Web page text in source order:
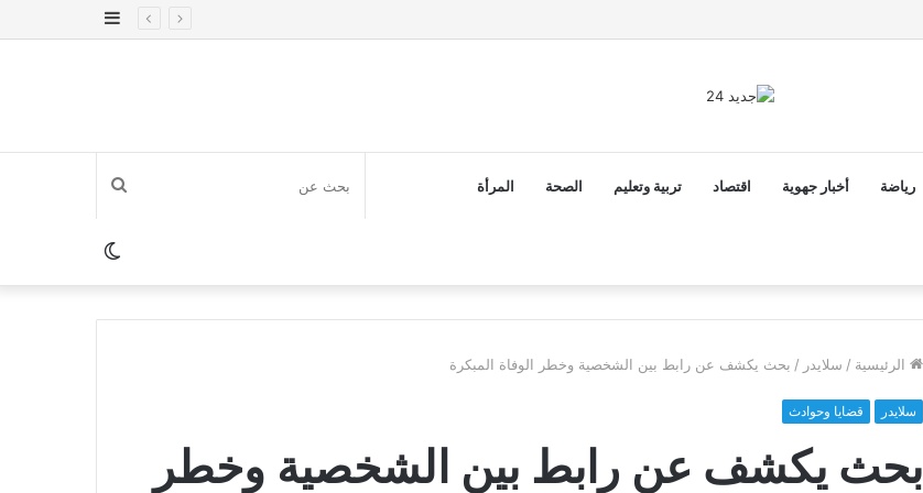
إضافة
رياضة أخبار جهوية اقتصاد تربية وتعليم الصحة المرأة بحث
عنالوضع
المظلم
الرئيسية / سلايدر / بحث يكشف عن رابط بين الشخصية وخطر الوفاة المبكرة
سلايدر قضايا وحوادث
بحث يكشف عن رابط بين الشخصية وخطر